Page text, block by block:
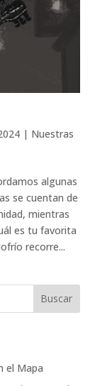
| Nuestras
algunas
se cuentan de
mientras
es tu favorita
recorre...
Buscar
el Mapa